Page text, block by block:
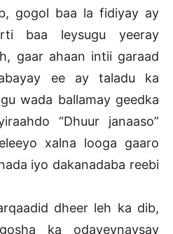
gogol baa la fidiyay ay
baa leysugu yeeray
gaar ahaan intii garaad
ee ay taladu ka
wada ballamay geedka
“Dhuur janaaso”
xalna looga gaaro
iyo dakanadaba reebi
dheer leh ka dib,
ka odayeynaysay